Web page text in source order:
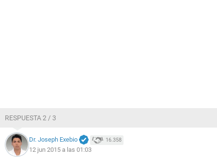
RESPUESTA 2 / 3
Dr. Joseph Exebio 16.358
12 jun 2015 a las 01:03